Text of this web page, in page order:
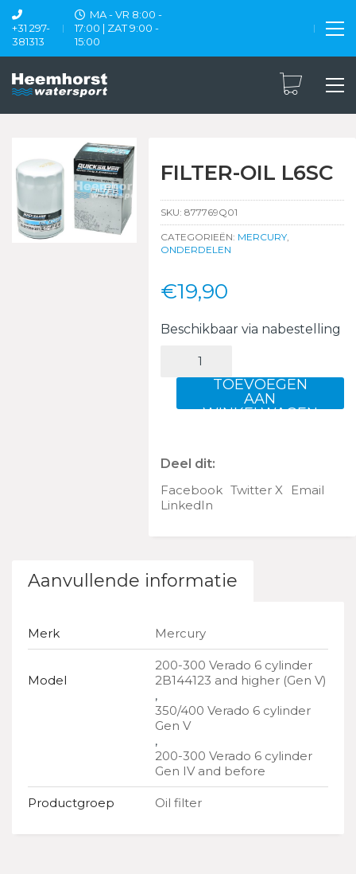
+31 297-
381313
MA - VR 8:00 -
17:00 | ZAT 9:00 -
15:00
FILTER-OIL L6SC
SKU: 877769Q01
CATEGORIEËN: MERCURY,
ONDERDELEN
€19,90
Beschikbaar via nabestelling
L6SC
TOEVOEGEN
AAN
WINKELWAGEN
Deel dit:
Facebook Twitter X
Email
LinkedIn
Aanvullende informatie
Merk Mercury
Model
200-300 Verado 6 cylinder
2B144123 and higher (Gen V)
,
350/400 Verado 6 cylinder
Gen V
,
200-300 Verado 6 cylinder
Gen IV and before
Productgroep Oil filter